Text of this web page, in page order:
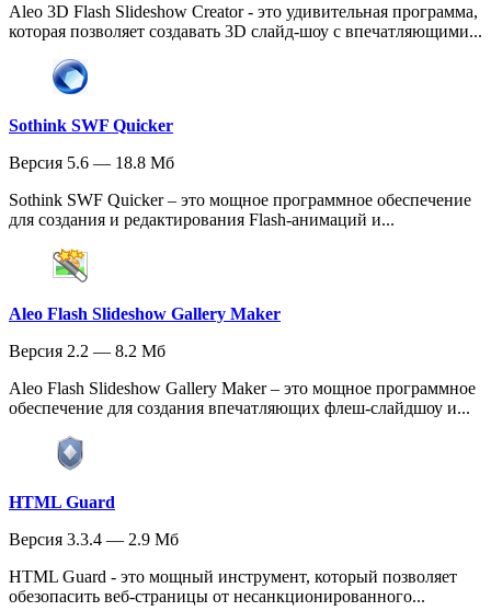
Aleo 3D Flash Slideshow Creator - это удивительная программа,
которая позволяет создавать 3D слайд-шоу с впечатляющими...
Sothink SWF Quicker
Версия 5.6 — 18.8 Мб
Sothink SWF Quicker – это мощное программное обеспечение
для создания и редактирования Flash-анимаций и...
Aleo Flash Slideshow Gallery Maker
Версия 2.2 — 8.2 Мб
Aleo Flash Slideshow Gallery Maker – это мощное программное
обеспечение для создания впечатляющих флеш-слайдшоу и...
HTML Guard
Версия 3.3.4 — 2.9 Мб
HTML Guard - это мощный инструмент, который позволяет
обезопасить веб-страницы от несанкционированного...